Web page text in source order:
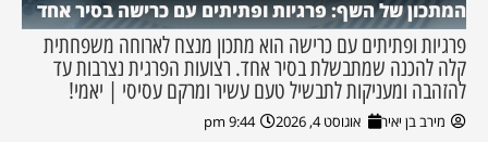
המתכון של השף: פרגיות ופתיתים עם כרישה בסיר אחד
פרגיות ופתיתים עם כרישה הוא מתכון מנצח לארוחה משפחתית
קלה להכנה שמתבשלת בסיר אחד. רצועות הפרגית נצרבות עד
להזהבה ומעניקות לתבשיל טעם עשיר ומרקם עסיסי | יאמי!
מירב בן יאיר אוגוסט 4, 2026 9:44 pm